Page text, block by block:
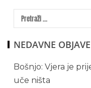
NEDAVNE OBJAVE
Bošnjo: Vjera je
uče ništa